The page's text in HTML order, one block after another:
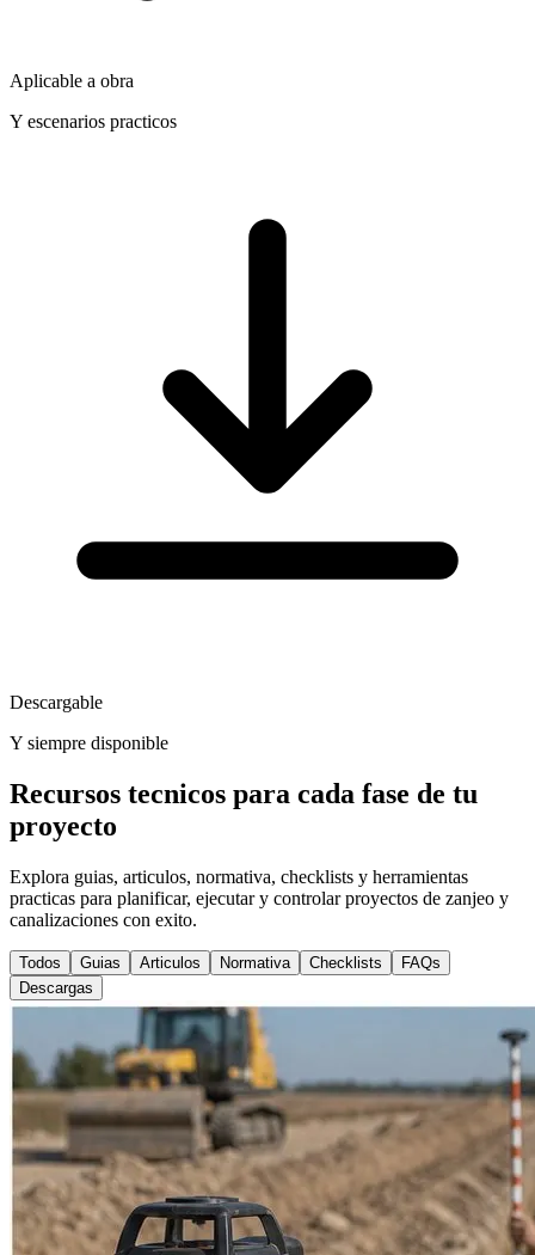
Aplicable a obra
Y escenarios practicos
Descargable
Y siempre disponible
Recursos tecnicos para cada fase de tu
proyecto
Explora guias, articulos, normativa, checklists y herramientas
practicas para planificar, ejecutar y controlar proyectos de zanjeo y
canalizaciones con exito.
Todos Guias Articulos Normativa Checklists
FAQs
Descargas